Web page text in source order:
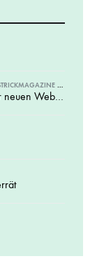
UND BÜCHER
Herzlich Willkommen – auf unserer neuen Website